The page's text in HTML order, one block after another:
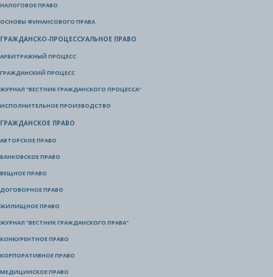
НАЛОГОВОЕ ПРАВО
ОСНОВЫ ФИНАНСОВОГО ПРАВА
ГРАЖДАНСКО-ПРОЦЕССУАЛЬНОЕ ПРАВО
АРБИТРАЖНЫЙ ПРОЦЕСС
ГРАЖДАНСКИЙ ПРОЦЕСС
ЖУРНАЛ "ВЕСТНИК ГРАЖДАНСКОГО ПРОЦЕССА"
ИСПОЛНИТЕЛЬНОЕ ПРОИЗВОДСТВО
ГРАЖДАНСКОЕ ПРАВО
АВТОРСКОЕ ПРАВО
БАНКОВСКОЕ ПРАВО
ВЕЩНОЕ ПРАВО
ДОГОВОРНОЕ ПРАВО
ЖИЛИЩНОЕ ПРАВО
ЖУРНАЛ "ВЕСТНИК ГРАЖДАНСКОГО ПРАВА"
КОНКУРЕНТНОЕ ПРАВО
КОРПОРАТИВНОЕ ПРАВО
МЕДИЦИНСКОЕ ПРАВО